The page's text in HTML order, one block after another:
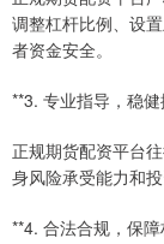
调整杠杆比例、设
者资金安全。
**3. 专业指导，稳
正规期货配资平台
身风险承受能力和
**4. 合法合规，保